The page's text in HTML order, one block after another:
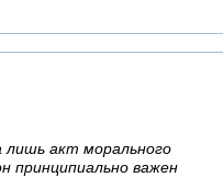
лишь акт морального
принципиально важен